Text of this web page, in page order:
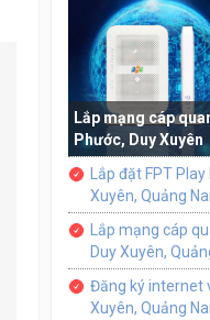
Lắp mạng cáp
Phước, Duy Xuyên
Lắp đặt FPT
Xuyên, Quảng
Lắp mạng cáp
Duy Xuyên,
Đăng ký internet
Xuyên, Quảng